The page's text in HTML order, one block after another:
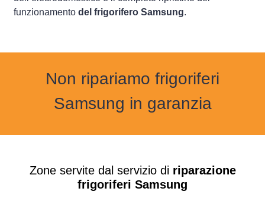
funzionamento del frigorifero Samsung.
Non ripariamo frigoriferi
Samsung in garanzia
Zone servite dal servizio di riparazione
frigoriferi Samsung